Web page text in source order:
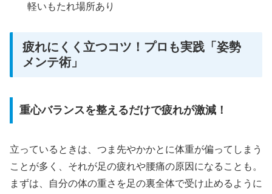
軽いもたれ場所あり
疲れにくく立つコツ！プロも実践「姿勢
メンテ術」
重心バランスを整えるだけで疲れが激減！
立っているときは、つま先やかかとに体重が偏ってしまう
ことが多く、それが足の疲れや腰痛の原因になることも。
まずは、自分の体の重さを足の裏全体で受け止めるように